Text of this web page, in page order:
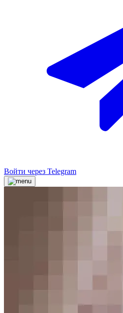
Войти через Telegram